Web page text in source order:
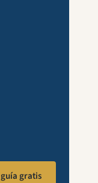
gratis